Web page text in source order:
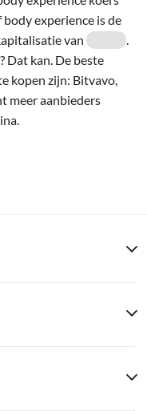
body experience is de
van
.
Dat kan. De beste
kopen zijn: Bitvavo,
meer aanbieders